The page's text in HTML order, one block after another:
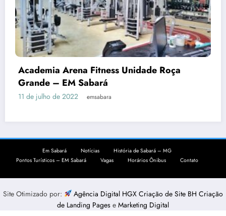
Academia Arena Fitness Unidade Roça
Grande – EM Sabará
11 de julho de 2022 emsabara
Em Sabará Notícias
História de Sabará – MG
Site Otimizado por: Agência Digital HGX Criação de Site BH
Criação
de Landing Pages
Marketing Digital